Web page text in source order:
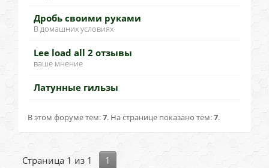
Дробь своими руками
В домашних условиях
Lee load all 2 отзывы
ваше мнение
Латунные гильзы
В этом форуме тем:7. На странице показано тем:7.
Страница 1 из 1 1